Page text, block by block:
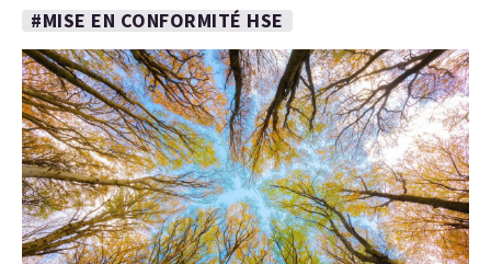
#MISE EN CONFORMITÉ HSE